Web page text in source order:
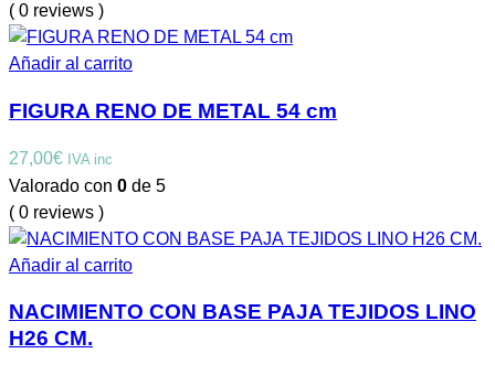
( 0 reviews )
Añadir al carrito
FIGURA RENO DE METAL 54 cm
27,00€ IVA inc
Valorado con 0 de 5
( 0 reviews )
Añadir al carrito
NACIMIENTO CON BASE PAJA TEJIDOS LINO
H26 CM.